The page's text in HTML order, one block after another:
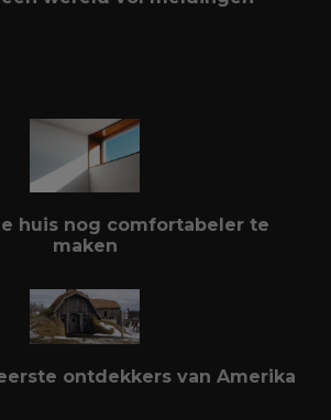
huis nog comfortabeler te
maken
ontdekkers van Amerika